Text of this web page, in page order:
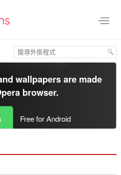
wallpapers are made
browser.
Free for Android